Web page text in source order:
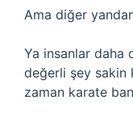
Ama diğer
Ya insanlar daha
değerli şey sakin
zaman karate